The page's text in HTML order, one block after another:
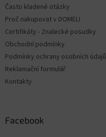
Často kladené otázky
Proč nakupovat v DOMELI
Certifikáty - Znalecké posudky
Obchodní podmínky
Podmínky ochrany osobních údajů
Reklamační formulář
Kontakty
Facebook